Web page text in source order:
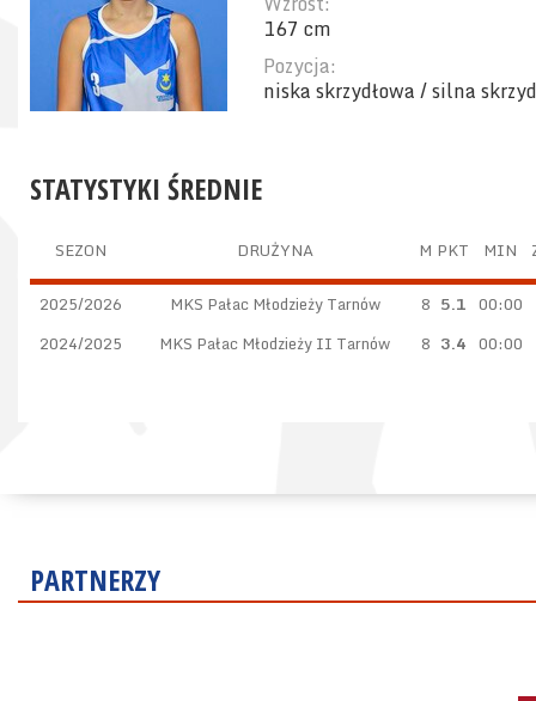
167 cm
Pozycja:
niska skrzydłowa / silna
STATYSTYKI ŚREDNIE
SEZON DRUŻYNA M PKT MIN
2025/2026 MKS Pałac Młodzieży Tarnów 8 5.1 00:00
2024/2025
MKS Pałac Młodzieży II Tarnów 8 3.4 00:00
PARTNERZY